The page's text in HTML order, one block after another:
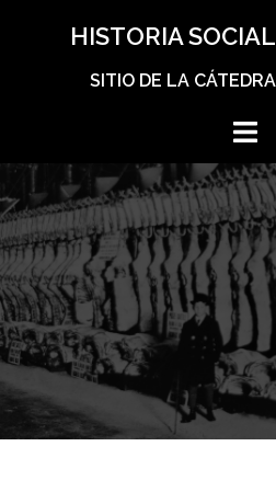
HISTORIA
SITIO DE LA